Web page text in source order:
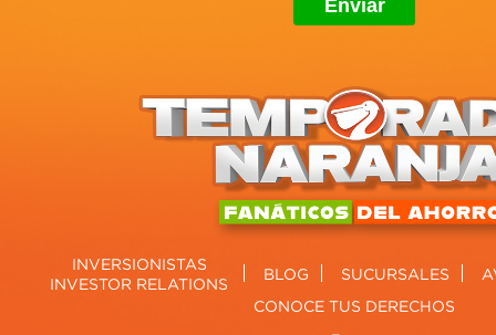
INVERSIONISTAS
INVESTOR RELATIONS
BLOG SUCURSALES
CONOCE TUS DERECHOS